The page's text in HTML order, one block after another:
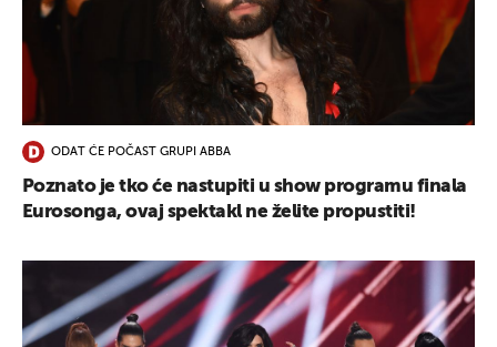
ODAT ĆE POČAST GRUPI ABBA
Poznato je tko će nastupiti u show programu finala
Eurosonga, ovaj spektakl ne želite propustiti!